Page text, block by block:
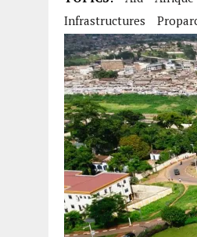
Infrastructures